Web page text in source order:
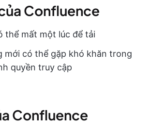
Confluence
thể mất một lúc để tải
mới có thể gặp khó khăn trong
quyền truy cập
Confluence